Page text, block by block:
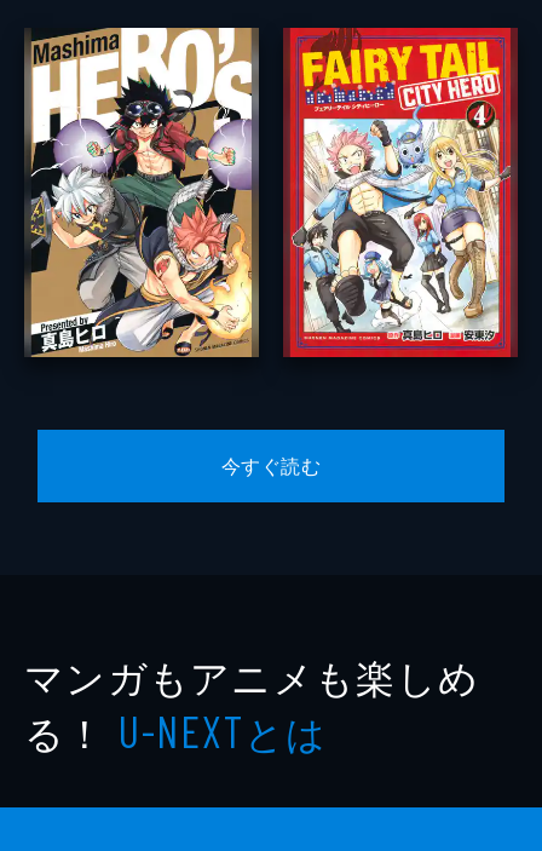
今すぐ読む
マンガもアニメも楽しめ
る！ U-NEXTとは